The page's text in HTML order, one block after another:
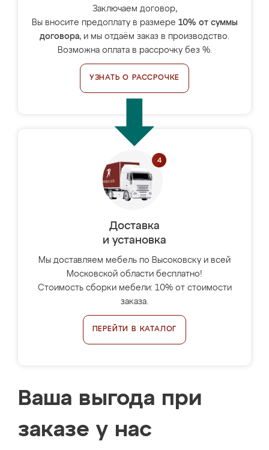
Заключаем договор,
Вы вносите предоплату в размере 10% от суммы
договора, и мы отдаём заказ в производство.
Возможна оплата в рассрочку без %.
УЗНАТЬ О РАССРОЧКЕ
Доставка
и установка
Мы доставляем мебель по Высоковску и всей
Московской области бесплатно!
Стоимость сборки мебели: 10% от стоимости
заказа.
ПЕРЕЙТИ В КАТАЛОГ
Ваша выгода при
заказе у нас